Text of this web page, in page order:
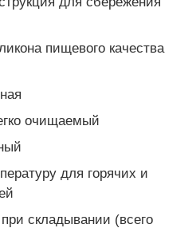
резины
пищевого качества
очищаемый
для горячих и
складывании (всего